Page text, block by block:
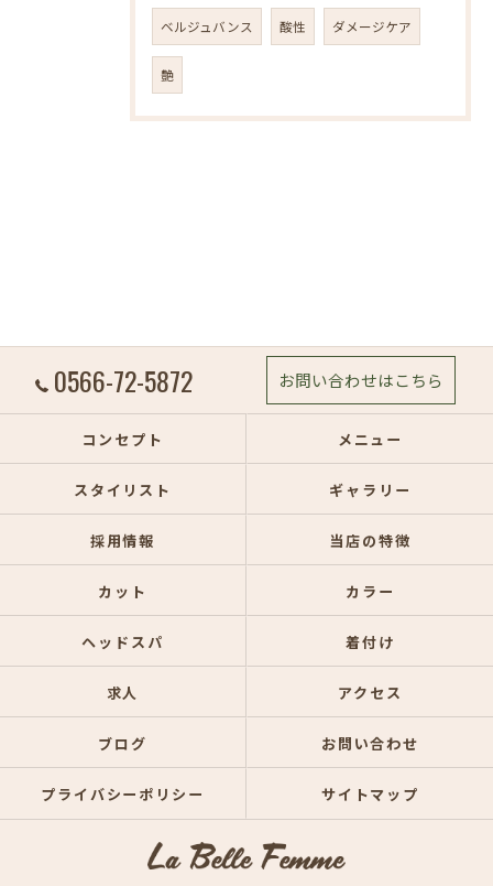
ベルジュバンス 酸性 ダメージケア
艶
0566-72-5872 お問い合わせはこちら
コンセプト メニュー
スタイリスト ギャラリー
採用情報 当店の特徴
カット カラー
ヘッドスパ 着付け
求人 アクセス
ブログ お問い合わせ
プライバシーポリシー サイトマップ